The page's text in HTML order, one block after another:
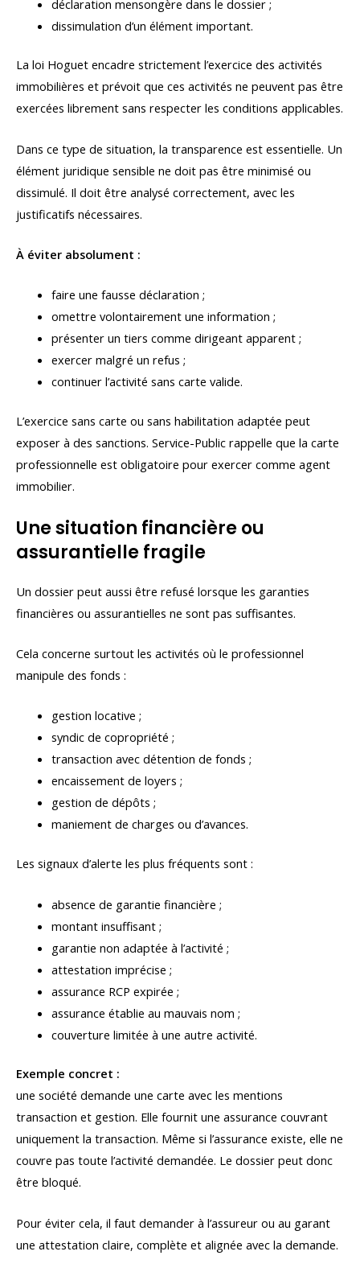
déclaration mensongère dans le dossier ;
dissimulation d’un élément important.
La loi Hoguet encadre strictement l’exercice des activités
immobilières et prévoit que ces activités ne peuvent pas être
exercées librement sans respecter les conditions applicables.
Dans ce type de situation, la transparence est essentielle. Un
élément juridique sensible ne doit pas être minimisé ou
dissimulé. Il doit être analysé correctement, avec les
justificatifs nécessaires.
À éviter absolument :
faire une fausse déclaration ;
omettre volontairement une information ;
présenter un tiers comme dirigeant apparent ;
exercer malgré un refus ;
continuer l’activité sans carte valide.
L’exercice sans carte ou sans habilitation adaptée peut
exposer à des sanctions. Service-Public rappelle que la carte
professionnelle est obligatoire pour exercer comme agent
immobilier.
Une situation financière ou
assurantielle fragile
Un dossier peut aussi être refusé lorsque les garanties
financières ou assurantielles ne sont pas suffisantes.
Cela concerne surtout les activités où le professionnel
manipule des fonds :
gestion locative ;
syndic de copropriété ;
transaction avec détention de fonds ;
encaissement de loyers ;
gestion de dépôts ;
maniement de charges ou d’avances.
Les signaux d’alerte les plus fréquents sont :
absence de garantie financière ;
montant insuffisant ;
garantie non adaptée à l’activité ;
attestation imprécise ;
assurance RCP expirée ;
assurance établie au mauvais nom ;
couverture limitée à une autre activité.
Exemple concret :
une société demande une carte avec les mentions
transaction et gestion. Elle fournit une assurance couvrant
uniquement la transaction. Même si l’assurance existe, elle ne
couvre pas toute l’activité demandée. Le dossier peut donc
être bloqué.
Pour éviter cela, il faut demander à l’assureur ou au garant
une attestation claire, complète et alignée avec la demande.